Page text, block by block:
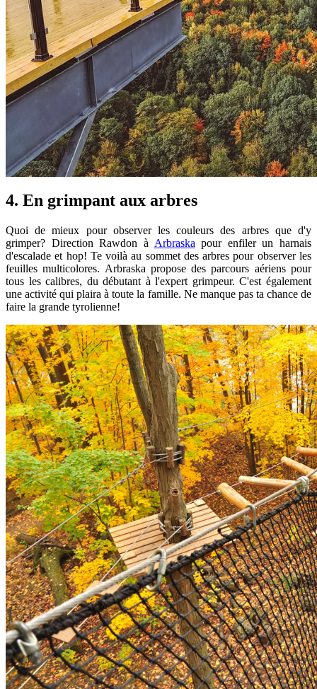
4. En grimpant aux arbres
Quoi de mieux pour observer les couleurs des arbres que d'y
grimper? Direction Rawdon à Arbraska pour enfiler un harnais
d'escalade et hop! Te voilà au sommet des arbres pour observer les
feuilles multicolores. Arbraska propose des parcours aériens pour
tous les calibres, du débutant à l'expert grimpeur. C'est également
une activité qui plaira à toute la famille. Ne manque pas ta chance de
faire la grande tyrolienne!